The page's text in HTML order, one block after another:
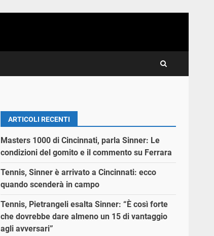
ARTICOLI RECENTI
Masters 1000 di Cincinnati, parla Sinner: Le
condizioni del gomito e il commento su Ferrara
Tennis, Sinner è arrivato a Cincinnati: ecco
quando scenderà in campo
Tennis, Pietrangeli esalta Sinner: “È così forte
che dovrebbe dare almeno un 15 di vantaggio
agli avversari”